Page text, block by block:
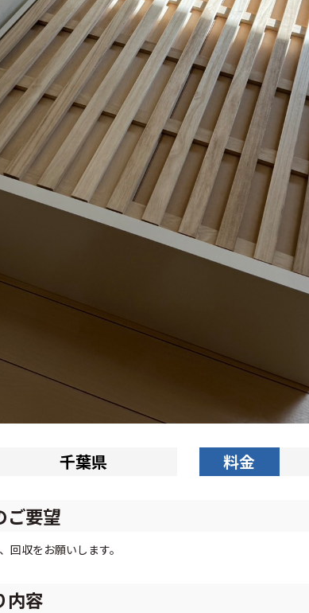
千葉県 料金
ご要望
回収をお願いします。
内容